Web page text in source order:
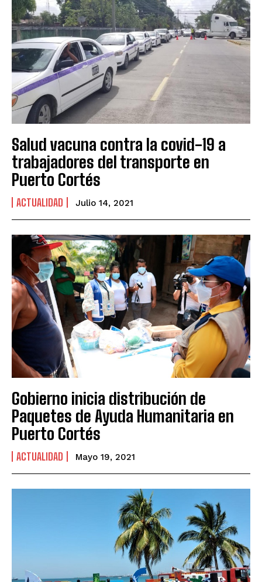
Salud vacuna contra la covid-19 a
trabajadores del transporte en
Puerto Cortés
ACTUALIDAD Julio 14, 2021
Gobierno inicia distribución de
Paquetes de Ayuda Humanitaria en
Puerto Cortés
ACTUALIDAD Mayo 19, 2021